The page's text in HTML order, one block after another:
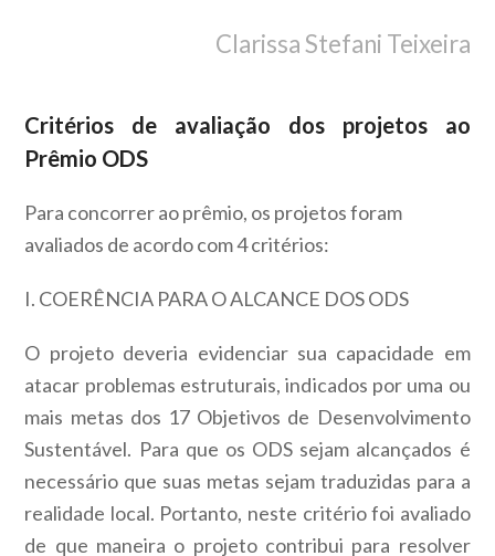
Clarissa Stefani Teixeira
Critérios de avaliação dos projetos ao
Prêmio ODS
Para concorrer ao prêmio, os projetos foram
avaliados de acordo com 4 critérios:
I. COERÊNCIA PARA O ALCANCE DOS ODS
O projeto deveria evidenciar sua capacidade em
atacar problemas estruturais, indicados por uma ou
mais metas dos 17 Objetivos de Desenvolvimento
Sustentável. Para que os ODS sejam alcançados é
necessário que suas metas sejam traduzidas para a
realidade local. Portanto, neste critério foi avaliado
de que maneira o projeto contribui para resolver